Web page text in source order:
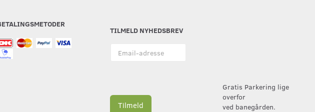
TILMELD NYHEDSBREV
adresse
Tilmeld
Gratis Parkering lige
overfor
ved banegården.